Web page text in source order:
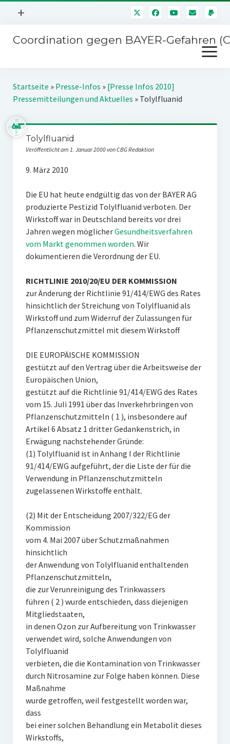
Menü
+
Mitmachen
Über uns
Kontakt
Impressum
Coordination gegen BAYER-Gefahren
Menü
öffnen
Kampagnen
Stichwort BAYER
Jahrestagung
SPENDEN
Startseite » Presse-Infos » [Presse Infos 2010]
Pressemitteilungen und Aktuelles » Tolylfluanid
Tolylfluanid
Veröffentlicht am 1. Januar 2000 von CBG Redaktion
9. März 2010
Die EU hat heute endgültig das von der BAYER AG
produzierte Pestizid Tolylfluanid verboten. Der
Wirkstoff war in Deutschland bereits vor drei
Jahren wegen möglicherGesundheitsverfahren
vom Markt genommen worden. Wir
dokumentieren die Verordnung der EU.
RICHTLINIE 2010/20/EU DER KOMMISSION
zur Änderung der Richtlinie 91/414/EWG des Rates
hinsichtlich der Streichung von Tolylfluanid als
Wirkstoff und zum Widerruf der Zulassungen für
Pflanzenschutzmittel mit diesem Wirkstoff
DIE EUROPÄISCHE KOMMISSION 
gestützt auf den Vertrag über die Arbeitsweise der
Europäischen Union,
gestützt auf die Richtlinie 91/414/EWG des Rates
vom 15. Juli 1991 über das Inverkehrbringen von
Pflanzenschutzmitteln ( 1 ), insbesondere auf
Artikel 6 Absatz 1 dritter Gedankenstrich, in
Erwägung nachstehender Gründe:
(1) Tolylfluanid ist in Anhang I der Richtlinie
91/414/EWG aufgeführt, der die Liste der für die
Verwendung in Pflanzenschutzmitteln
zugelassenen Wirkstoffe enthält.
(2) Mit der Entscheidung 2007/322/EG der
Kommission
vom 4. Mai 2007 über Schutzmaßnahmen
hinsichtlich
der Anwendung von Tolylfluanid enthaltenden
Pflanzenschutzmitteln,
die zur Verunreinigung des Trinkwassers
führen ( 2 ) wurde entschieden, dass diejenigen
Mitgliedstaaten,
in denen Ozon zur Aufbereitung von Trinkwasser
verwendet wird, solche Anwendungen von
Tolylfluanid
verbieten, die die Kontamination von Trinkwasser
durch Nitrosamine zur Folge haben können. Diese
Maßnahme
wurde getroffen, weil festgestellt worden war,
dass
bei einer solchen Behandlung ein Metabolit dieses
Wirkstoffs,